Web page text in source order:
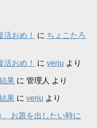
おめ！ に ちょこたろ
おめ！ に verju より
果 に 管理人 より
果 に verju より
、お題を出したい時に